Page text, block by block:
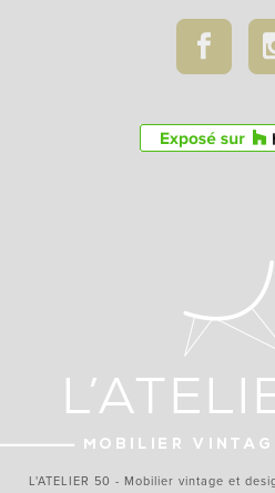
L'ATELIER 50 - Mobilier vintage et